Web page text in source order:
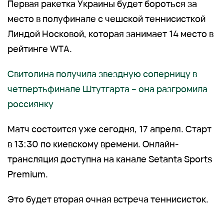
Первая ракетка Украины будет бороться за
место в полуфинале с чешской теннисисткой
Линдой Носковой, которая занимает 14 место в
рейтинге WTA.
Свитолина получила звездную соперницу в
четвертьфинале Штутгарта – она разгромила
россиянку
Матч состоится уже сегодня, 17 апреля. Старт
в 13:30 по киевскому времени. Онлайн-
трансляция доступна на канале Setanta Sports
Premium.
Это будет вторая очная встреча теннисисток.